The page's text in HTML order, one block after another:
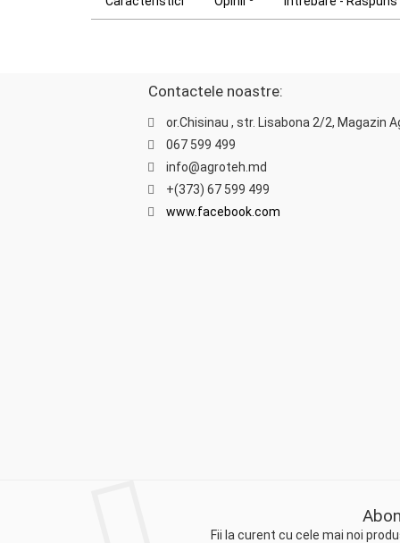
Contactele noastre:
or.Chisinau , str. Lisabona 2/2, Magazin
067 599 499
info@agroteh.md
+(373) 67 599 499
www.facebook.com
Fii la curent cu cele mai noi